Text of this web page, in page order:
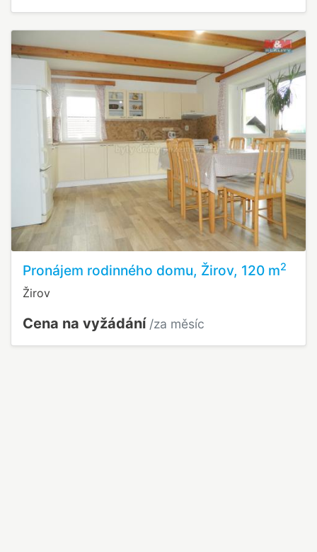
Pronájem rodinného domu, Žirov, 120 m2
Žirov
Cena na vyžádání /za měsíc